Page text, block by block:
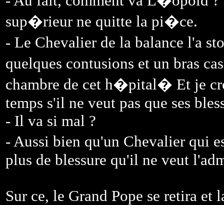
sup�rieur ne quitte la pi�ce.
- Le Chevalier de la balance l'a
quelques contusions et un bras
chambre de cet h�pital� Et je
temps s'il ne veut pas que ses
- Il va si mal ?
- Aussi bien qu'un Chevalier qui
plus de blessure qu'il ne veut
Sur ce, le Grand Pope se retira et